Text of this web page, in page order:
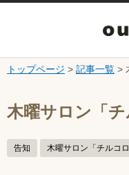
本文へ
ニ
ュ
ー
を
トップページ > 記事一覧 >
木曜サロン「チ
告知 木曜サロン「チルコロ